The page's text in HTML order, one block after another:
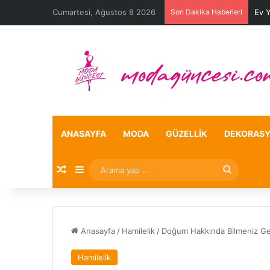
Cumartesi, Ağustos 8 2026 Son Dakika Haberleri Ev
ANASAYFA MODA GÜZELLIK
Rastgele Makale
Kenar Bölmesi
Arama
yap
Anasayfa / Hamilelik / Doğum Hakkında Bilmeniz
Hamilelik